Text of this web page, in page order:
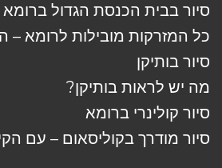
סיור בבית הכנסת הגדול ברומא
כל המזרקות מובילות לרומא –
סיור בותיקן
מה יש לראות בותיקן?
סיור קולינרי ברומא
סיור מודרך בקוליסאום – עם